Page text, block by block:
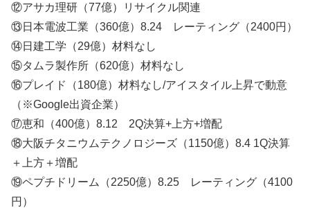
⑫アサカ理研（77億）リサイクル関連
⑬日本電波工業（360億）8.24 レーティング（2400円）
⑭日建工学（29億）材料なし
⑮タムラ製作所（620億）材料なし
⑯プレイド（180億）材料なし/アイスタイル上昇で動意
（※Google出資企業）
⑰恵和（400億）8.12 2Q決算+上方+増配
⑱大阪チタニウムテクノロジーズ（1150億）8.4 1Q決算
＋上方＋増配
⑲ペプチドリーム（2250億）8.25 レーティング（4100
円）